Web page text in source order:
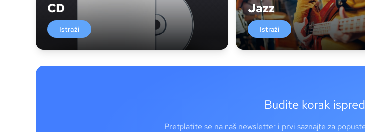
CD
Istraži
Jazz
Istraži
Budite korak
Pretplatite se na naš newsletter i prvi saznajte za